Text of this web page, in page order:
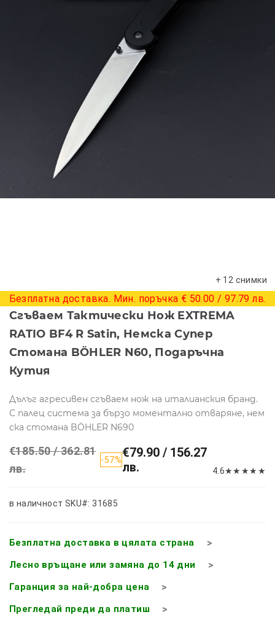
+ 12 снимки
Безплатна доставка. Мин. поръчка € 50.00 / 97.79 лв.
Сгъваем Тактически Нож EXTREMA
RATIO BF4 R Satin, Немска Супер
Стомана BÖHLER N60, Подаръчна
Кутия
Дълъг агресивен сгъваем нож на италианския бранд.
С палец система за бързо моментално отваряне, нем
ска стомана BÖHLER N690
€185.50 / 362.81
лв.
-57%€79.90 / 156.27
лв.
4.6★★ ★★ ★
в наличност SKU#: 31685
Безплатна доставка в цялата страна
Лесно връщане или замяна до 14 дни
Гаранция за най-добра цена
Прегледай преди да платиш